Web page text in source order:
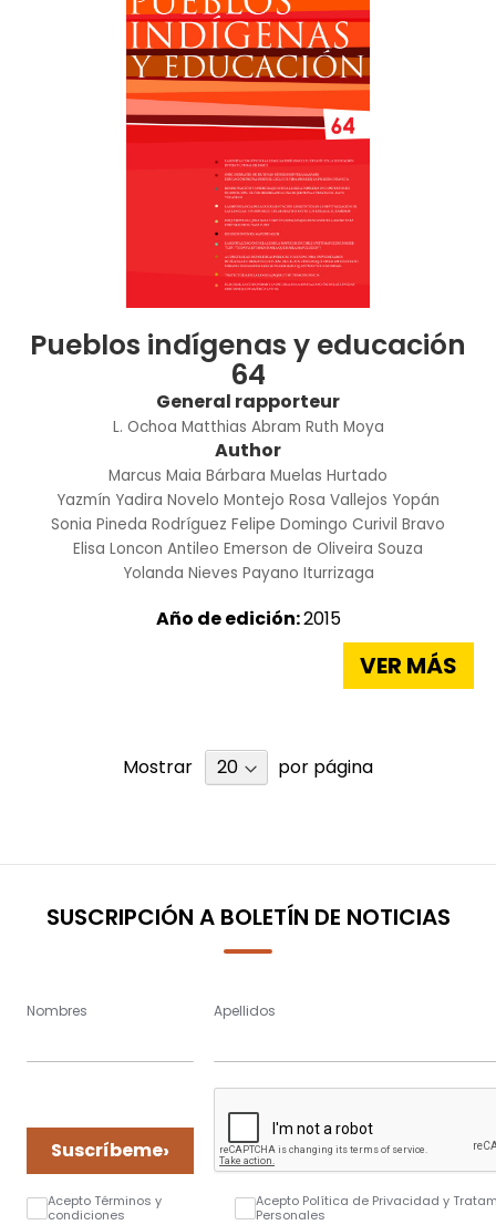
Pueblos indígenas y educación
64
General rapporteur
L. Ochoa Matthias Abram Ruth Moya
Author
Marcus Maia Bárbara Muelas Hurtado
Yazmín Yadira Novelo Montejo Rosa Vallejos Yopán
Sonia Pineda Rodríguez Felipe Domingo Curivil Bravo
Elisa Loncon Antileo Emerson de Oliveira Souza
Yolanda Nieves Payano Iturrizaga
Año de edición:2015
VER MÁS
Mostrar por página
SUSCRIPCIÓN A BOLETÍN DE NOTICIAS
Nombres Apellidos
Suscríbeme›
Acepto Términos y
condiciones
Acepto Política de Privacidad y
Personales